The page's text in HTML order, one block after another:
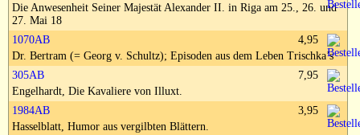
Die Anwesenheit Seiner Majestät Alexander II. in Riga am 25., 26. und
27. Mai 18
1070AB
Dr. Bertram (= Georg v. Schultz); Episoden aus dem Leben Trischka’s
4,95
305AB
Engelhardt, Die Kavaliere von Illuxt.
7,95
1984AB
Hasselblatt, Humor aus vergilbten Blättern.
3,95